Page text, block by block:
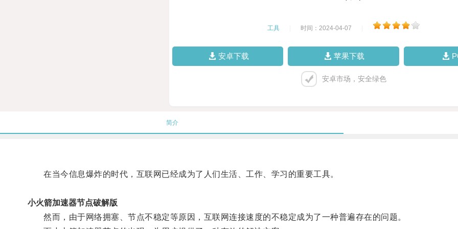
工具 时间：2024-04-07
安卓下载 苹果下载
安卓市场，安全绿色
简介
在当今信息爆炸的时代，互联网已经成为了人们生活、工作、学习的重要工具。
小火箭加速器节点破解版
然而，由于网络拥塞、节点不稳定等原因，互联网连接速度的不稳定成为了一种普遍存在的问题。